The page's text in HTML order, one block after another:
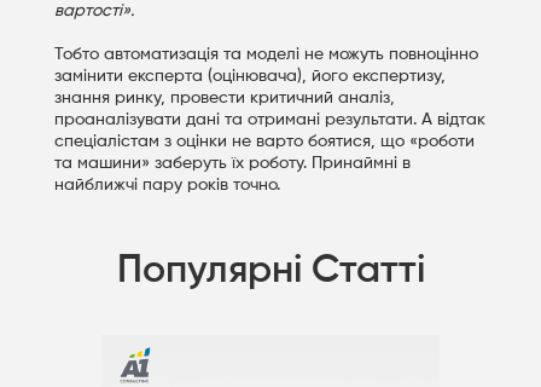
вартості».
Тобто автоматизація та моделі не можуть повноцінно
замінити експерта (оцінювача), його експертизу,
знання ринку, провести критичний аналіз,
проаналізувати дані та отримані результати. А відтак
спеціалістам з оцінки не варто боятися, що «роботи
та машини» заберуть їх роботу. Принаймні в
найближчі пару років точно.
Популярні Статті